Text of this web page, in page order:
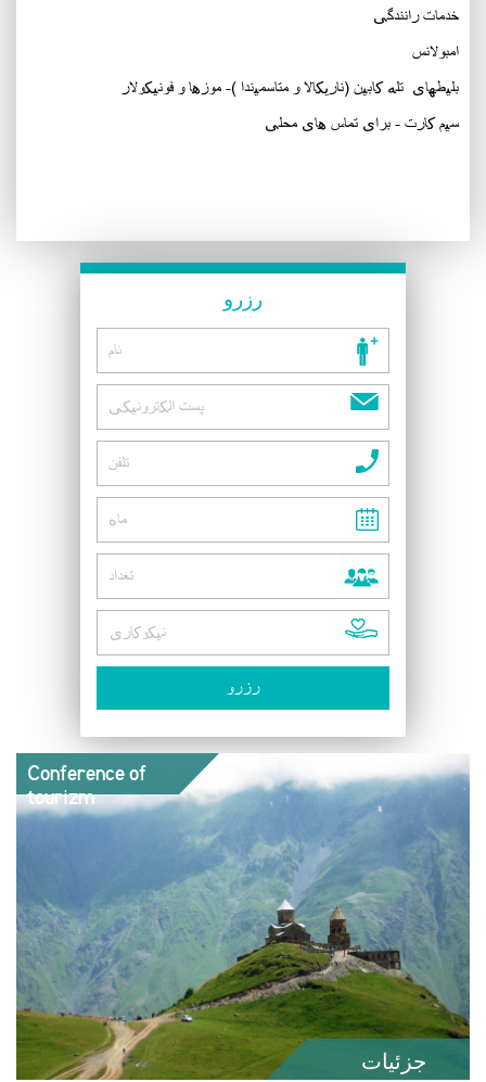
خدمات رانندگی
امبولانس
بلیطهای تله کابین (ناریکالا و متاسمیندا )- موزها و فونیکولار
سیم کارت - برای تماس های محلی
رزرو
Conference of
tourizm
جزئیات